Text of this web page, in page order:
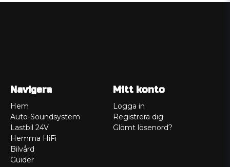
Navigera
Hem
Auto-Soundsystem
Lastbil 24V
Hemma HiFi
Bilvård
Guider
Mitt konto
Logga in
Registrera dig
Glömt lösenord?